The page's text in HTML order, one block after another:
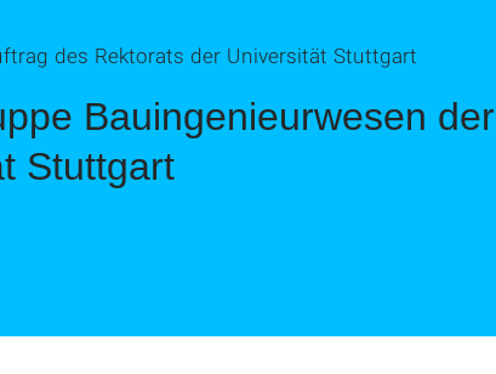
des Rektorats der Universität Stuttgart
Bauingenieurwesen der
Stuttgart